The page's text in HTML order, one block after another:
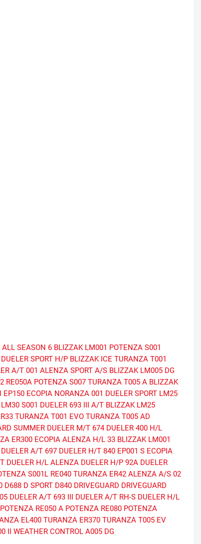
SEASON 6 BLIZZAK LM001 POTENZA S001
DUELER SPORT H/P BLIZZAK ICE TURANZA T001
A/T 001 ALENZA SPORT A/S BLIZZAK LM005 DG
RE050A POTENZA S007 TURANZA T005 A BLIZZAK
EP150 ECOPIA NORANZA 001 DUELER SPORT LM25
LM30 S001 DUELER 693 III A/T BLIZZAK LM25
TURANZA T001 EVO TURANZA T005 AD
SUMMER DUELER M/T 674 DUELER 400 H/L
ER300 ECOPIA ALENZA H/L 33 BLIZZAK LM001
DUELER A/T 697 DUELER H/T 840 EP001 S ECOPIA
DUELER H/L ALENZA DUELER H/P 92A DUELER
S001L RE040 TURANZA ER42 ALENZA A/S 02
D688 D SPORT D840 DRIVEGUARD DRIVEGUARD
DUELER A/T 693 III DUELER A/T RH-S DUELER H/L
POTENZA RE050 A POTENZA RE080 POTENZA
EL400 TURANZA ER370 TURANZA T005 EV
II WEATHER CONTROL A005 DG